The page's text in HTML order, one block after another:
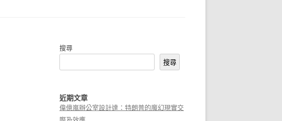
搜尋
搜尋
近期文章
偉億嵐辦公室設計達：特朗普的魔幻現實交